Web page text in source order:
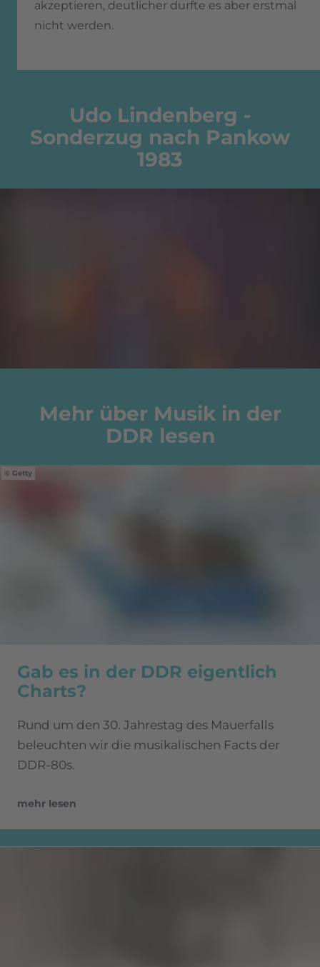
akzeptieren, deutlicher durfte es aber erstmal
nicht werden.
Udo Lindenberg -
Sonderzug nach Pankow
1983
Mehr über Musik in der
DDR lesen
Getty
Gab es in der DDR eigentlich
Charts?
Rund um den 30. Jahrestag des Mauerfalls
beleuchten wir die musikalischen Facts der
DDR-80s.
mehr lesen